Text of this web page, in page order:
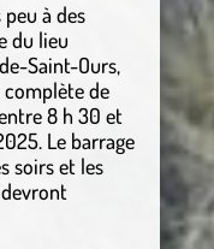
à des
du lieu
Saint-Ours,
de
8 h 30 et
Le barrage
soirs et les